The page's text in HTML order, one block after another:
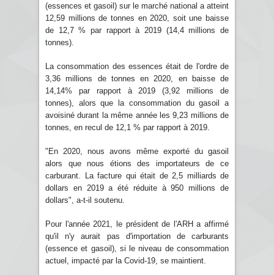
(essences et gasoil) sur le marché national a atteint
12,59 millions de tonnes en 2020, soit une baisse
de 12,7 % par rapport à 2019 (14,4 millions de
tonnes).
La consommation des essences était de l'ordre de
3,36 millions de tonnes en 2020, en baisse de
14,14% par rapport à 2019 (3,92 millions de
tonnes), alors que la consommation du gasoil a
avoisiné durant la même année les 9,23 millions de
tonnes, en recul de 12,1 % par rapport à 2019.
"En 2020, nous avons même exporté du gasoil
alors que nous étions des importateurs de ce
carburant. La facture qui était de 2,5 milliards de
dollars en 2019 a été réduite à 950 millions de
dollars", a-t-il soutenu.
Pour l'année 2021, le président de l'ARH a affirmé
qu'il n'y aurait pas d'importation de carburants
(essence et gasoil), si le niveau de consommation
actuel, impacté par la Covid-19, se maintient.